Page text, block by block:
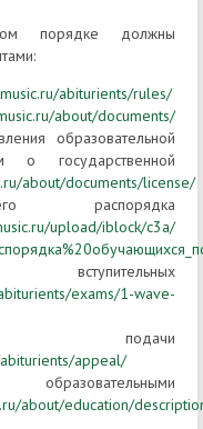
порядке должны
abiturients/rules/
about/documents/
образовательной
о государственной
about/documents/license/
распорядка
upload/iblock/c3a/
exams/1-wave-
подачи
appeal/
about/education/